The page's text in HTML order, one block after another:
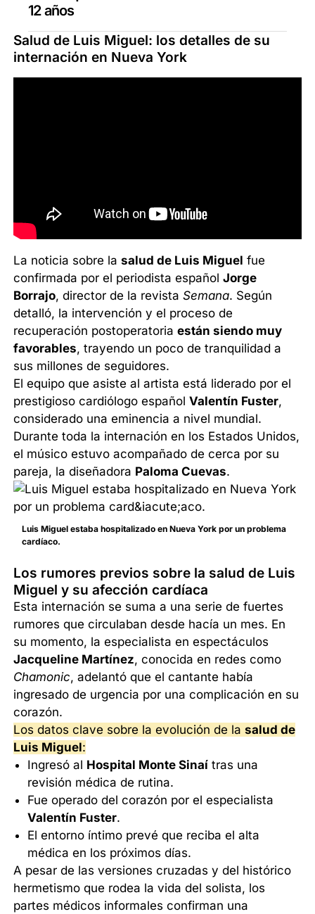
12 años
Salud de Luis Miguel: los detalles de su
internación en Nueva York
La noticia sobre lasalud de Luis Miguel fue
confirmada por el periodista españolJorge
Borrajo, director de la revistaSemana. Según
detalló, la intervención y el proceso de
recuperación postoperatoriaestán siendo muy
favorables, trayendo un poco de tranquilidad a
sus millones de seguidores.
El equipo que asiste al artista está liderado por el
prestigioso cardiólogo españolValentín Fuster,
considerado una eminencia a nivel mundial.
Durante toda la internación en los Estados Unidos,
el músico estuvo acompañado de cerca por su
pareja, la diseñadora Paloma Cuevas.
Luis Miguel estaba hospitalizado en Nueva York por un problema
cardíaco.
Los rumores previos sobre la salud de Luis
Miguel y su afección cardíaca
Esta internación se suma a una serie de fuertes
rumores que circulaban desde hacía un mes. En
su momento, la especialista en espectáculos
Jacqueline Martínez, conocida en redes como
Chamonic, adelantó que el cantante había
ingresado de urgencia por una complicación en su
corazón.
Los datos clave sobre la evolución de lasalud de
Luis Miguel:
Ingresó al Hospital Monte Sinaí tras una
revisión médica de rutina.
Fue operado del corazón por el especialista
Valentín Fuster.
El entorno íntimo prevé que reciba el alta
médica en los próximos días.
A pesar de las versiones cruzadas y del histórico
hermetismo que rodea la vida del solista, los
partes médicos informales confirman una